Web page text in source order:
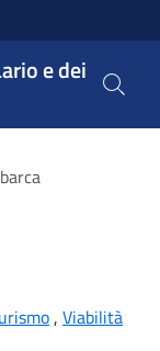
e dei
, Viabilità